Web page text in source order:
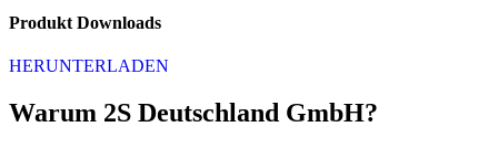
Produkt Downloads
HERUNTERLADEN
Warum 2S Deutschland GmbH?